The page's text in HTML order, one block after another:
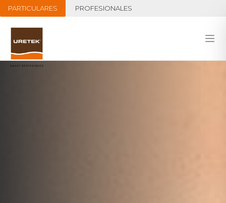
PARTICULARES PROFESIONALES